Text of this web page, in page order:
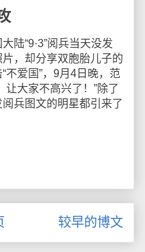
“9·3”阅兵当天没发
，却分享双胞胎儿子的
不爱国”，9月4日晚，范
让大家不高兴了！”除了
兵图文的明星都引来了
较早的博文